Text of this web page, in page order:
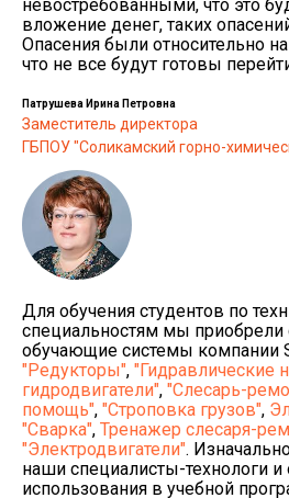
невостребованными, что это
вложение денег, таких
Опасения были относительно
что не все будут готовы
Патрушева Ирина Петровна
Заместитель директора
ГБПОУ "Соликамский горно-
Для обучения студентов по
специальностям мы
обучающие системы компании
"Редукторы", "Гидравлические
гидродвигатели", "Слесарь-
помощь", "Строповка грузов",
"Сварка", Тренажер слесаря-
"Электродвигатели".
наши специалисты-технологи и
использования в учебной